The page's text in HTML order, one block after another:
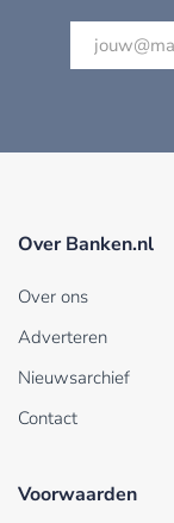
Over Banken.nl
Over ons
Adverteren
Nieuwsarchief
Contact
Voorwaarden